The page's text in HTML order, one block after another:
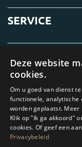
SERVICE
Deze website
cookies.
Om u goed van dienst
functionele, analytische
worden geplaatst. Meer
Klik op "Ik ga akkoord"
cookies. Of geef een
Privacybeleid